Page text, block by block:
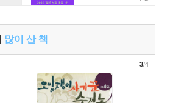
많이 산 책
3/4